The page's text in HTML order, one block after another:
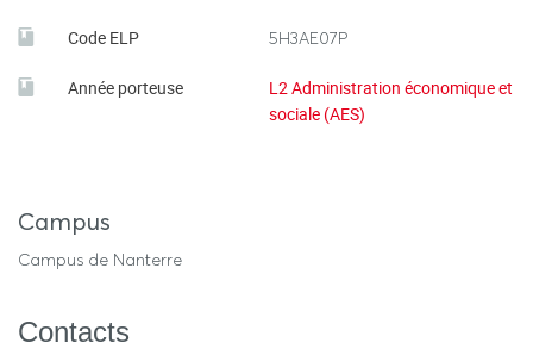
Code ELP 5H3AE07P
Année porteuse
L2 Administration économique et
sociale (AES)
Campus
Campus de Nanterre
Contacts